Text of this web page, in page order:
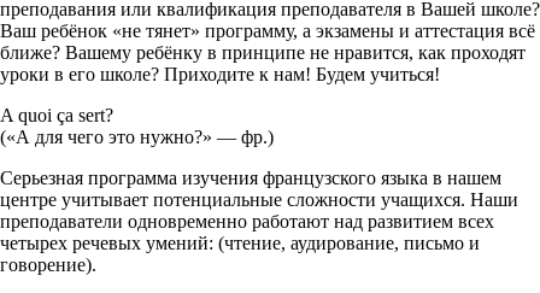
преподавания или квалификация преподавателя в Вашей школе?
Ваш ребёнок «не тянет» программу, а экзамены и аттестация всё
ближе? Вашему ребёнку в принципе не нравится, как проходят
уроки в его школе? Приходите к нам! Будем учиться!
A quoi ça sert?
(«А для чего это нужно?» — фр.)
Серьезная программа изучения французского языка в нашем
центре учитывает потенциальные сложности учащихся. Наши
преподаватели одновременно работают над развитием всех
четырех речевых умений: (чтение, аудирование, письмо и
говорение).